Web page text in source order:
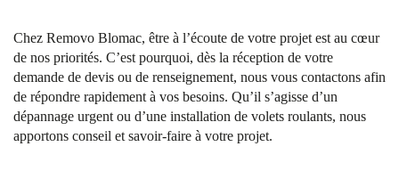
Chez Removo Blomac, être à l’écoute de votre projet est au cœur
de nos priorités. C’est pourquoi, dès la réception de votre
demande de devis ou de renseignement, nous vous contactons afin
de répondre rapidement à vos besoins. Qu’il s’agisse d’un
dépannage urgent ou d’une installation de volets roulants, nous
apportons conseil et savoir-faire à votre projet.